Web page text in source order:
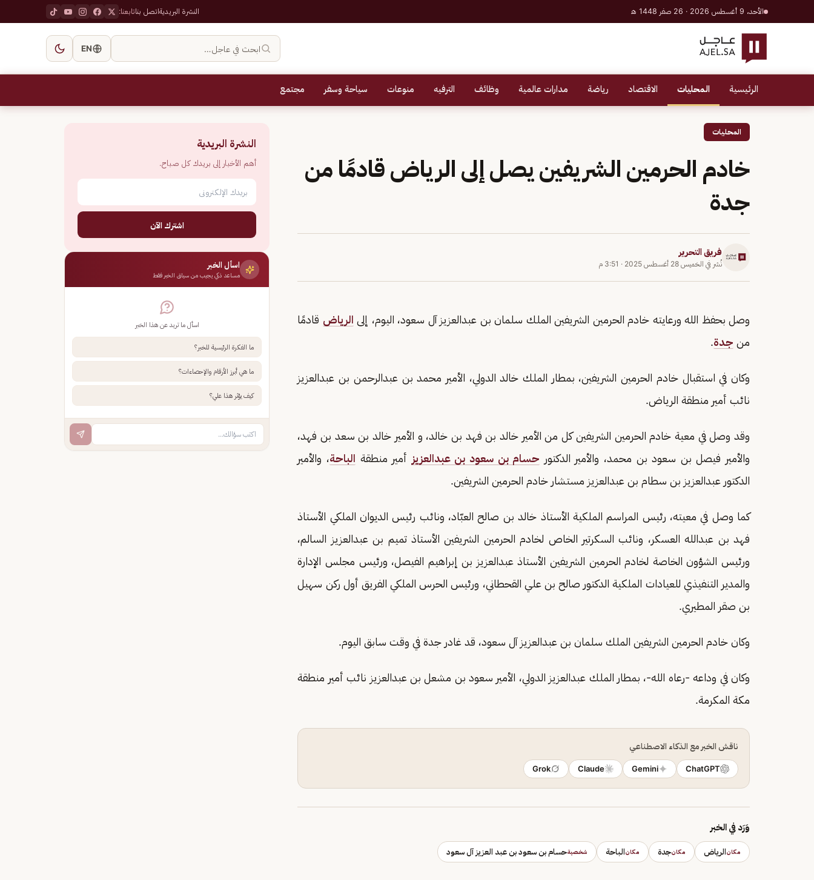
الأحد، 9 أغسطس 2026 · 26 صفر 1448 هـ النشرة البريديةاتصل بناتابعنا:
ابحث في عاجل… EN
الرئيسية المحليات الاقتصاد رياضة مدارات عالمية وظائف الترفيه منوعات سياحة وسفر مجتمع
المحليات
خادم الحرمين الشريفين يصل إلى الرياض قادمًا من
جدة
فريق التحرير
نُشر في الخميس 28 أغسطس 2025 · 3:51 م
وصل بحفظ الله ورعايته خادم الحرمين الشريفين الملك سلمان بن عبدالعزيز آل سعود، اليوم، إلى الرياض قادمًا
من جدة.
وكان في استقبال خادم الحرمين الشريفين، بمطار الملك خالد الدولي، الأمير محمد بن عبدالرحمن بن عبدالعزيز
نائب أمير منطقة الرياض.
وقد وصل في معية خادم الحرمين الشريفين كل من الأمير خالد بن فهد بن خالد، و الأمير خالد بن سعد بن فهد،
والأمير فيصل بن سعود بن محمد، والأمير الدكتور حسام بن سعود بن عبدالعزيز أمير منطقة الباحة، والأمير
الدكتور عبدالعزيز بن سطام بن عبدالعزيز مستشار خادم الحرمين الشريفين.
كما وصل في معيته، رئيس المراسم الملكية الأستاذ خالد بن صالح العبّاد، ونائب رئيس الديوان الملكي الأستاذ
فهد بن عبدالله العسكر، ونائب السكرتير الخاص لخادم الحرمين الشريفين الأستاذ تميم بن عبدالعزيز السالم،
ورئيس الشؤون الخاصة لخادم الحرمين الشريفين الأستاذ عبدالعزيز بن إبراهيم الفيصل، ورئيس مجلس الإدارة
والمدير التنفيذي للعيادات الملكية الدكتور صالح بن علي القحطاني، ورئيس الحرس الملكي الفريق أول ركن سهيل
بن صقر المطيري.
وكان خادم الحرمين الشريفين الملك سلمان بن عبدالعزيز آل سعود، قد غادر جدة في وقت سابق اليوم.
وكان في وداعه -رعاه الله-، بمطار الملك عبدالعزيز الدولي، الأمير سعود بن مشعل بن عبدالعزيز نائب أمير منطقة
مكة المكرمة.
ناقش الخبر مع الذكاء الاصطناعي
ChatGPT
Gemini
Claude
Grok
وَرَد في الخبر
مكانالرياض مكانجدة مكانالباحة شخصيةحسام بن سعود بن عبد العزيز آل سعود
النشرة البريدية
أهم الأخبار إلى بريدك كل صباح.
اشترك الآن
اسأل الخبر
مساعد ذكي يجيب من سياق الخبر فقط
اسأل ما تريد عن هذا الخبر
ما الفكرة الرئيسية للخبر؟
ما هي أبرز الأرقام والإحصاءات؟
كيف يؤثر هذا علي؟